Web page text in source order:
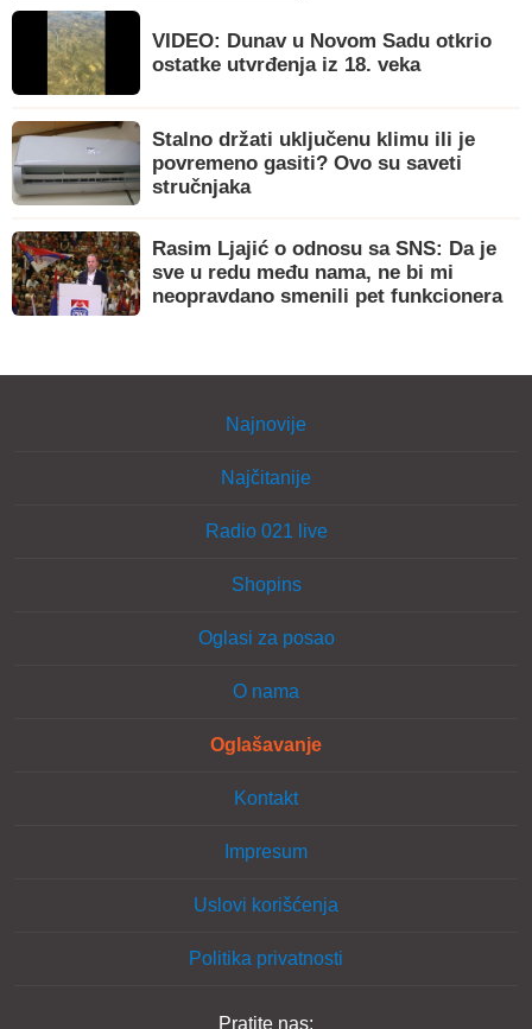
VIDEO: Dunav u Novom Sadu otkrio
ostatke utvrđenja iz 18. veka
Stalno držati uključenu klimu ili je
povremeno gasiti? Ovo su saveti
stručnjaka
Rasim Ljajić o odnosu sa SNS: Da je
sve u redu među nama, ne bi mi
neopravdano smenili pet funkcionera
Najnovije
Najčitanije
Radio 021 live
Shopins
Oglasi za posao
O nama
Oglašavanje
Kontakt
Impresum
Uslovi korišćenja
Politika privatnosti
Pratite nas: